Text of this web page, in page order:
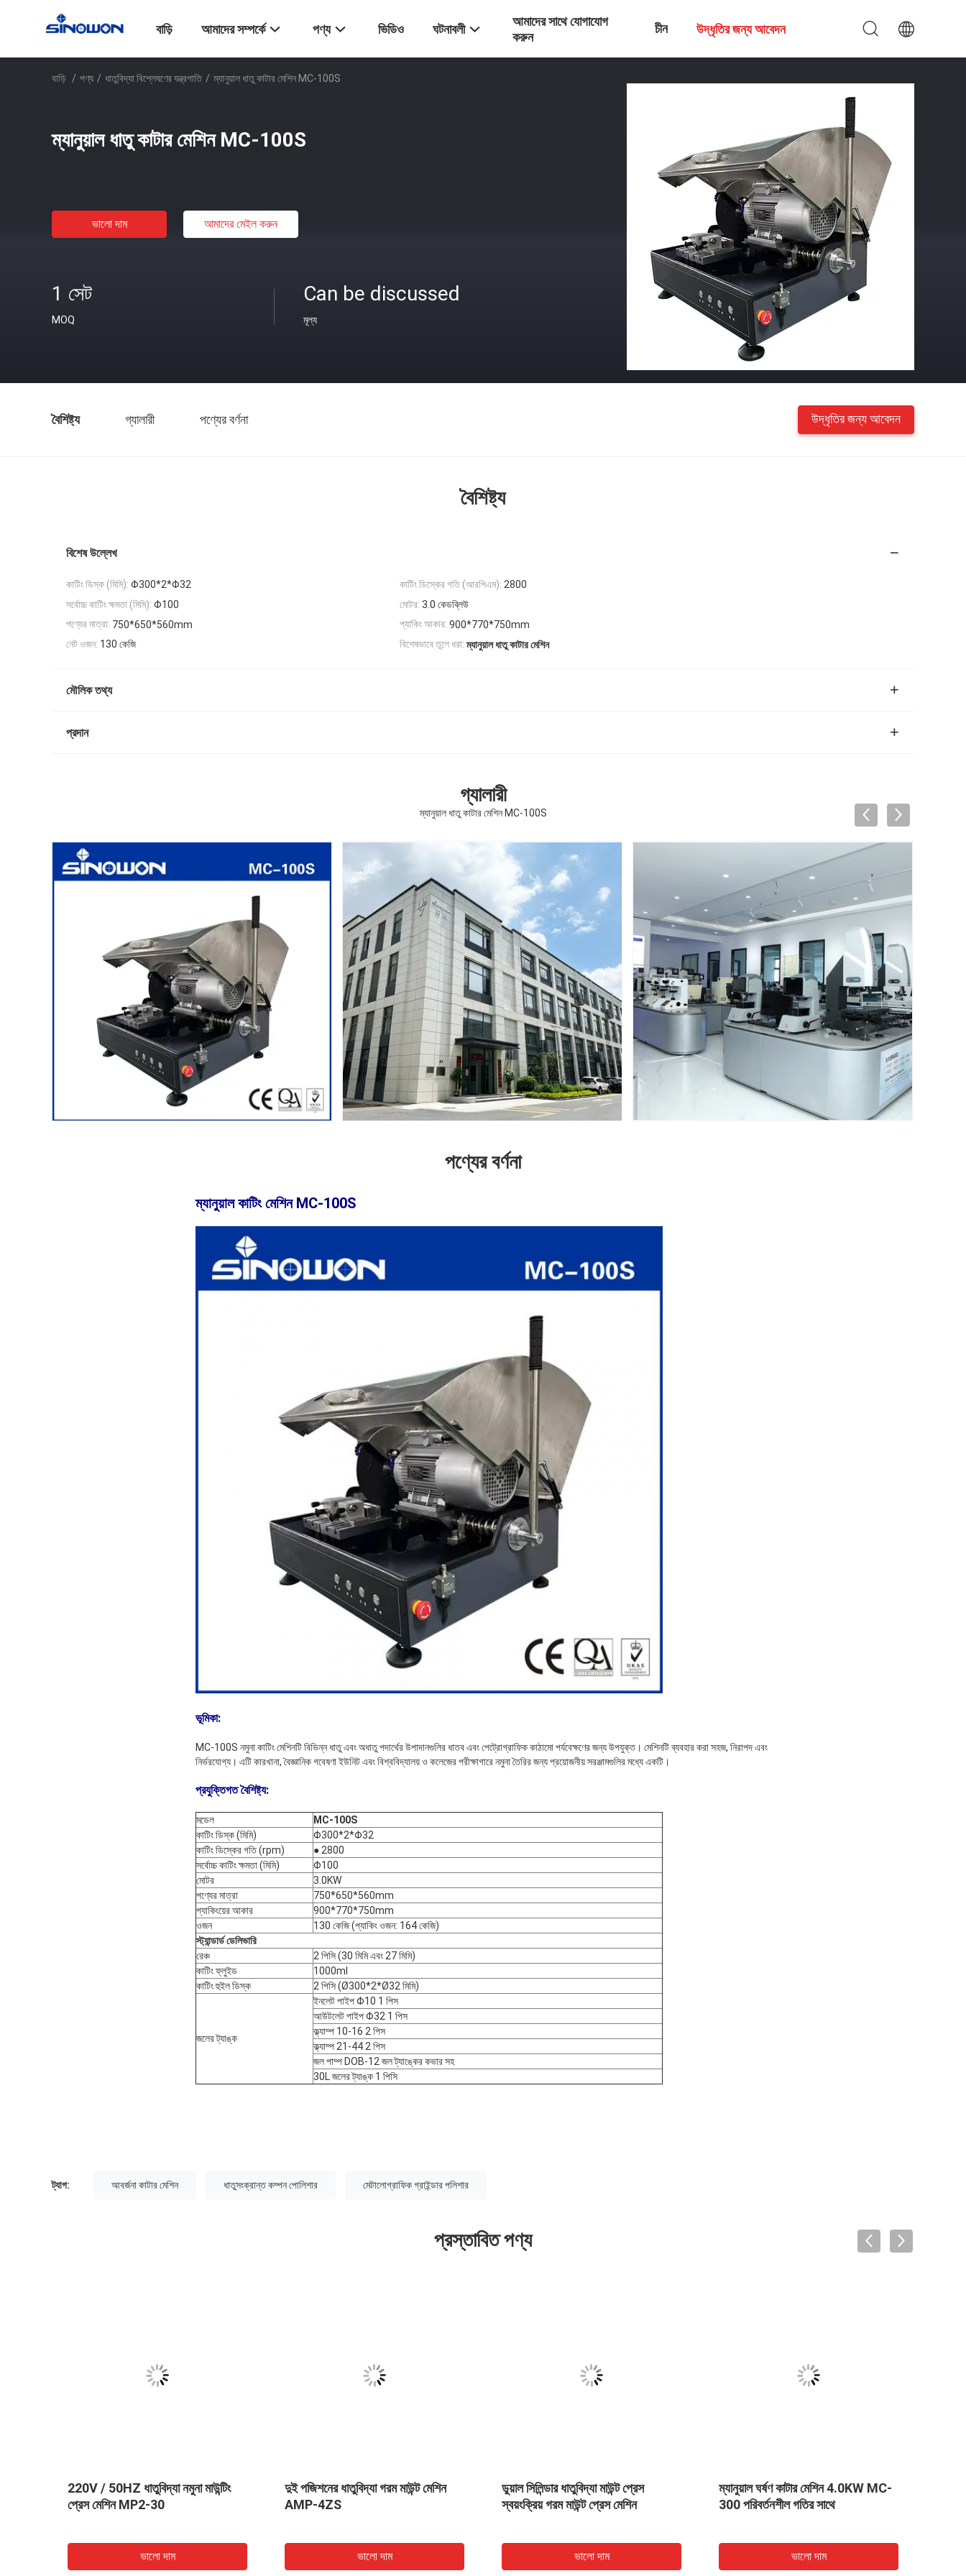
বাড়ি আমাদের সম্পর্কে পণ্য ভিডিও ঘটনাবলী
আমাদের সাথে যোগাযোগ
করুন
চীন উদ্ধৃতির জন্য আবেদন
বাড়ি / পণ্য / ধাতুবিদ্যা বিশ্লেষণের যন্ত্রপাতি / ম্যানুয়াল ধাতু কাটার মেশিন MC-100S
ম্যানুয়াল ধাতু কাটার মেশিন MC-100S
ভালো দাম আমাদের মেইল ​​করুন
1 সেট
MOQ
Can be discussed
মূল্য
বৈশিষ্ট্য গ্যালারী পণ্যের বর্ণনা উদ্ধৃতির জন্য আবেদন
বৈশিষ্ট্য
বিশেষ উল্লেখ
কাটিং ডিস্ক (মিমি): Φ300*2*Φ32 কাটিং ডিস্কের গতি (আরপিএম): 2800
সর্বোচ্চ কাটিং ক্ষমতা (মিমি): Φ100 মোটর: 3.0 কেডব্লিউ
পণ্যের মাত্রা: 750*650*560mm প্যাকিং আকার: 900*770*750mm
নেট ওজন: 130 কেজি বিশেষভাবে তুলে ধরা: ম্যানুয়াল ধাতু কাটার মেশিন
মৌলিক তথ্য
প্রদান
গ্যালারী
ম্যানুয়াল ধাতু কাটার মেশিন MC-100S
পণ্যের বর্ণনা
ম্যানুয়াল কাটিং মেশিন MC-100S
ভূমিকা:
MC-100S নমুনা কাটিং মেশিনটি বিভিন্ন ধাতু এবং অধাতু পদার্থের উপাদানগুলির ধাতব এবং পেট্রোগ্রাফিক কাঠামো পর্যবেক্ষণের জন্য উপযুক্ত। মেশিনটি ব্যবহার করা সহজ, নিরাপদ এবং
নির্ভরযোগ্য। এটি কারখানা, বৈজ্ঞানিক গবেষণা ইউনিট এবং বিশ্ববিদ্যালয় ও কলেজের পরীক্ষাগারে নমুনা তৈরির জন্য প্রয়োজনীয় সরঞ্জামগুলির মধ্যে একটি।
প্রযুক্তিগত বৈশিষ্ট্য:
মডেল
MC-100S
কাটিং ডিস্ক (মিমি)
Φ300*2*Φ32
কাটিং ডিস্কের গতি (rpm)
● 2800
সর্বোচ্চ কাটিং ক্ষমতা (মিমি)
Φ100
মোটর
3.0KW
পণ্যের মাত্রা
750*650*560mm
প্যাকিংয়ের আকার
900*770*750mm
ওজন
130 কেজি (প্যাকিং ওজন: 164 কেজি)
স্ট্যান্ডার্ড ডেলিভারি
রেঞ্চ
2 পিসি (30 মিমি এবং 27 মিমি)
কাটিং ফ্লুইড
1000ml
কাটিং হুইল ডিস্ক
2 পিসি (Ø300*2*Ø32 মিমি)
জলের ট্যাঙ্ক
ইনলেট পাইপ Φ10 1 পিস
আউটলেট পাইপ Φ32 1 পিস
ক্ল্যাম্প 10-16 2 পিস
ক্ল্যাম্প 21-44 2 পিস
জল পাম্প DOB-12 জল ট্যাঙ্কের কভার সহ
30L জলের ট্যাঙ্ক 1 পিসি
ট্যাগ: আবর্জনা কাটার মেশিন ধাতুসংক্রান্ত কম্পন পোলিশার মেটালোগ্রাফিক গ্রাইন্ডার পলিশার
প্রস্তাবিত পণ্য
220V / 50HZ ধাতুবিদ্যা নমুনা মাউন্টিং
প্রেস মেশিন MP2-30
ভালো দাম
দুই পজিশনের ধাতুবিদ্যা গরম মাউন্ট মেশিন
AMP-4ZS
ভালো দাম
ডুয়াল সিলিন্ডার ধাতুবিদ্যা মাউন্ট প্রেস
স্বয়ংক্রিয় গরম মাউন্ট প্রেস মেশিন
ভালো দাম
ম্যানুয়াল ঘর্ষণ কাটার মেশিন 4.0KW MC-
300 পরিবর্তনশীল গতির সাথে
ভালো দাম